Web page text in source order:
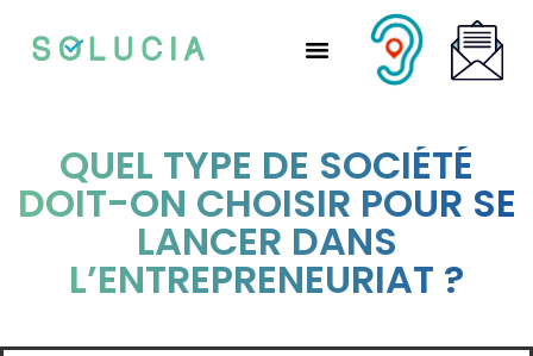
QUEL TYPE DE SOCIÉTÉ
DOIT-ON CHOISIR POUR SE
LANCER DANS
L’ENTREPRENEURIAT ?